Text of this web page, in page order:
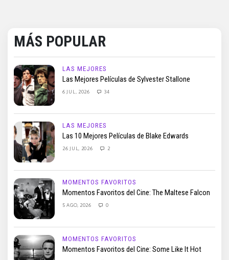
MÁS POPULAR
LAS MEJORES
Las Mejores Películas de Sylvester Stallone
6 JUL, 2026 34
LAS MEJORES
Las 10 Mejores Películas de Blake Edwards
26 JUL, 2026 2
MOMENTOS FAVORITOS
Momentos Favoritos del Cine: The Maltese Falcon
5 AGO, 2026 0
MOMENTOS FAVORITOS
Momentos Favoritos del Cine: Some Like It Hot